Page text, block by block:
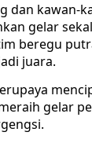
dan kawan-
gelar
beregu
juara.
gelar